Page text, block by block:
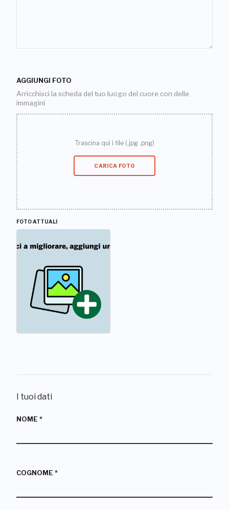
AGGIUNGI FOTO
Arricchisci la scheda del tuo luogo del cuore con delle
immagini
Trascina qui i file (.jpg .png)
CARICA FOTO
FOTO ATTUALI
I tuoi dati
NOME *
COGNOME *